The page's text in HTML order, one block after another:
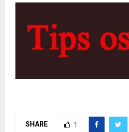
SHARE 1